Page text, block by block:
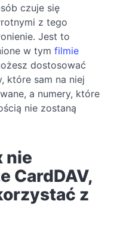
czuje się
z tego
Jest to
w tym filmie
dostosować
które sam na niej
a numery, które
nie zostaną
nie
CardDAV,
z